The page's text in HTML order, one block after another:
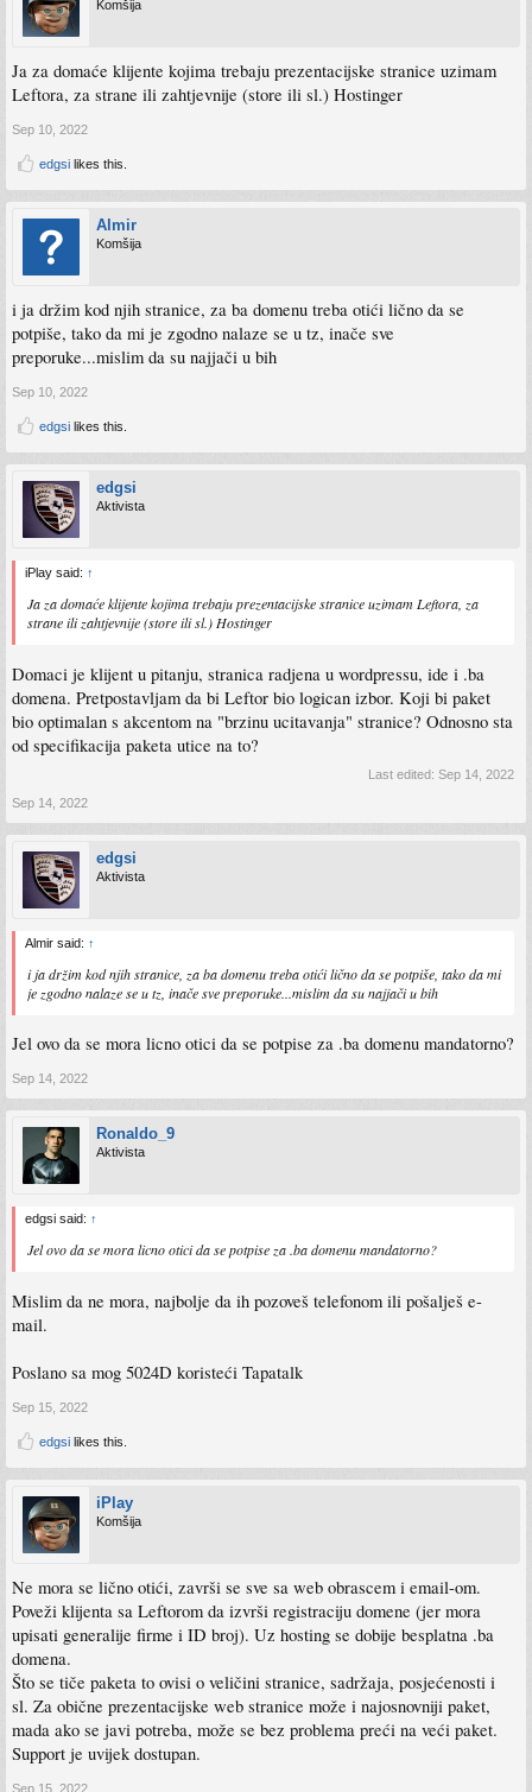
Komšija
Ja za domaće klijente kojima trebaju prezentacijske stranice uzimam
Leftora, za strane ili zahtjevnije (store ili sl.) Hostinger
Sep 10, 2022
edgsi likes this.
Almir
Komšija
i ja držim kod njih stranice, za ba domenu treba otići lično da se
potpiše, tako da mi je zgodno nalaze se u tz, inače sve
preporuke...mislim da su najjači u bih
Sep 10, 2022
edgsi likes this.
edgsi
Aktivista
iPlay said: ↑
Ja za domaće klijente kojima trebaju prezentacijske stranice uzimam Leftora, za
strane ili zahtjevnije (store ili sl.) Hostinger
Domaci je klijent u pitanju, stranica radjena u wordpressu, ide i .ba
domena. Pretpostavljam da bi Leftor bio logican izbor. Koji bi paket
bio optimalan s akcentom na "brzinu ucitavanja" stranice? Odnosno sta
od specifikacija paketa utice na to?
Last edited: Sep 14, 2022
Sep 14, 2022
edgsi
Aktivista
Almir said: ↑
i ja držim kod njih stranice, za ba domenu treba otići lično da se potpiše, tako da mi
je zgodno nalaze se u tz, inače sve preporuke...mislim da su najjači u bih
Jel ovo da se mora licno otici da se potpise za .ba domenu mandatorno?
Sep 14, 2022
Ronaldo_9
Aktivista
edgsi said: ↑
Jel ovo da se mora licno otici da se potpise za .ba domenu mandatorno?
Mislim da ne mora, najbolje da ih pozoveš telefonom ili pošalješ e-
mail.
Poslano sa mog 5024D koristeći Tapatalk
Sep 15, 2022
edgsi likes this.
iPlay
Komšija
Ne mora se lično otići, završi se sve sa web obrascem i email-om.
Poveži klijenta sa Leftorom da izvrši registraciju domene (jer mora
upisati generalije firme i ID broj). Uz hosting se dobije besplatna .ba
domena.
Što se tiče paketa to ovisi o veličini stranice, sadržaja, posjećenosti i
sl. Za obične prezentacijske web stranice može i najosnovniji paket,
mada ako se javi potreba, može se bez problema preći na veći paket.
Support je uvijek dostupan.
Sep 15, 2022